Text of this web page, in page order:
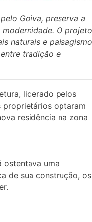
Goiva, preserva a
O projeto
naturais e paisagismo
tradição e
liderado pelos
proprietários optaram
residência na zona
ostentava uma
de sua construção, os